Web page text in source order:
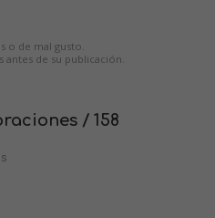
o de mal gusto.
antes de su publicación.
/ 158